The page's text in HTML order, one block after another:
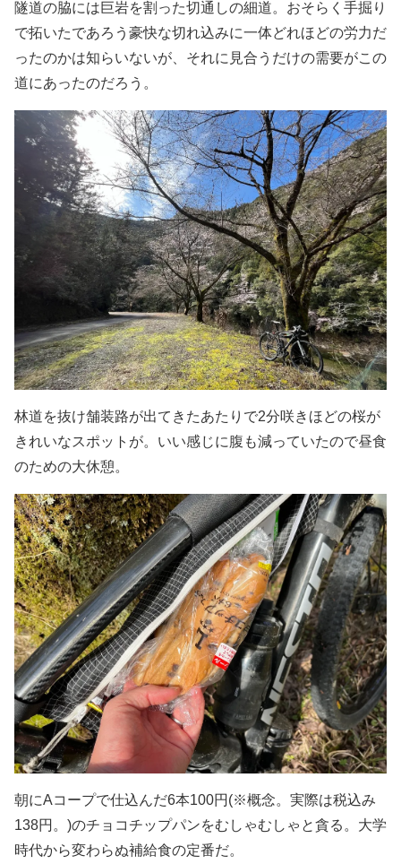
隧道の脇には巨岩を割った切通しの細道。おそらく手掘り
で拓いたであろう豪快な切れ込みに一体どれほどの労力だ
ったのかは知らいないが、それに見合うだけの需要がこの
道にあったのだろう。
林道を抜け舗装路が出てきたあたりで2分咲きほどの桜が
きれいなスポットが。いい感じに腹も減っていたので昼食
のための大休憩。
朝にAコープで仕込んだ6本100円(※概念。実際は税込み
138円。)のチョコチップパンをむしゃむしゃと貪る。大学
時代から変わらぬ補給食の定番だ。